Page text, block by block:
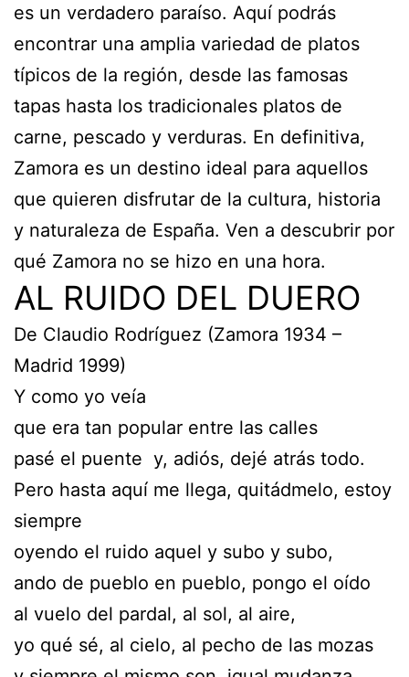
es un verdadero paraíso. Aquí podrás
encontrar una amplia variedad de platos
típicos de la región, desde las famosas
tapas hasta los tradicionales platos de
carne, pescado y verduras. En definitiva,
Zamora es un destino ideal para aquellos
que quieren disfrutar de la cultura, historia
y naturaleza de España. Ven a descubrir por
qué Zamora no se hizo en una hora.
AL RUIDO DEL DUERO
De Claudio Rodríguez (Zamora 1934 –
Madrid 1999)
Y como yo veía
que era tan popular entre las calles
pasé el puente y, adiós, dejé atrás todo.
Pero hasta aquí me llega, quitádmelo, estoy
siempre
oyendo el ruido aquel y subo y subo,
ando de pueblo en pueblo, pongo el oído
al vuelo del pardal, al sol, al aire,
yo qué sé, al cielo, al pecho de las mozas